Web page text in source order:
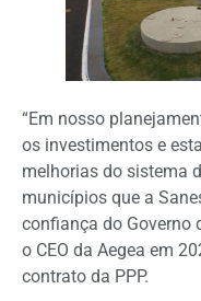
“Em nosso
os investimentos e
melhorias do sistema
municípios que a
confiança do Governo
o CEO da Aegea em
contrato da PPP.